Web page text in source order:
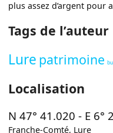
plus assez d’argent pour
Tags de l’auteur
Lure patrimoine
Localisation
N 47° 41.020 - E 6°
Franche-Comté, Lure